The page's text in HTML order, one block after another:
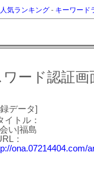
人気ランキング- キーワード
ワード認証画
データ]
イトル：
い|福島
：
ona.07214404.com/